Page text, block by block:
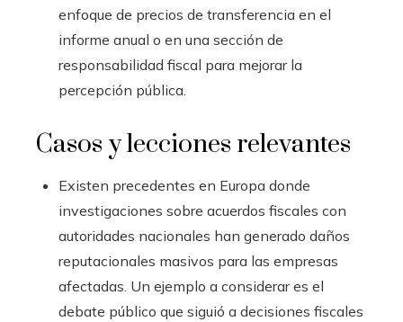
enfoque de precios de transferencia en el
informe anual o en una sección de
responsabilidad fiscal para mejorar la
percepción pública.
Casos y lecciones relevantes
Existen precedentes en Europa donde
investigaciones sobre acuerdos fiscales con
autoridades nacionales han generado daños
reputacionales masivos para las empresas
afectadas. Un ejemplo a considerar es el
debate público que siguió a decisiones fiscales